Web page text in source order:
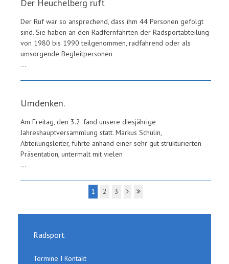
Der Heuchelberg ruft
Der Ruf war so ansprechend, dass ihm 44 Personen gefolgt
sind. Sie haben an den Radfernfahrten der Radsportabteilung
von 1980 bis 1990 teilgenommen, radfahrend oder als
umsorgende Begleitpersonen
...
Umdenken.
Am Freitag, den 3.2. fand unsere diesjährige
Jahreshauptversammlung statt. Markus Schulin,
Abteilungsleiter, führte anhand einer sehr gut strukturierten
Präsentation, untermalt mit vielen
...
1 2 3
Radsport
Termine I Kontakt